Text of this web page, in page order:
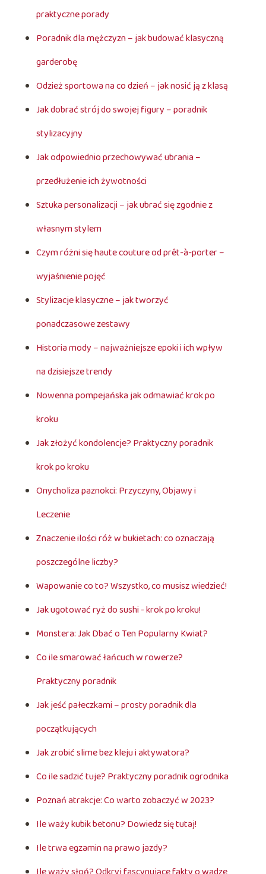
praktyczne porady
Poradnik dla mężczyzn – jak budować klasyczną
garderobę
Odzież sportowa na co dzień – jak nosić ją z klasą
Jak dobrać strój do swojej figury – poradnik
stylizacyjny
Jak odpowiednio przechowywać ubrania –
przedłużenie ich żywotności
Sztuka personalizacji – jak ubrać się zgodnie z
własnym stylem
Czym różni się haute couture od prêt-à-porter –
wyjaśnienie pojęć
Stylizacje klasyczne – jak tworzyć
ponadczasowe zestawy
Historia mody – najważniejsze epoki i ich wpływ
na dzisiejsze trendy
Nowenna pompejańska jak odmawiać krok po
kroku
Jak złożyć kondolencje? Praktyczny poradnik
krok po kroku
Onycholiza paznokci: Przyczyny, Objawy i
Leczenie
Znaczenie ilości róż w bukietach: co oznaczają
poszczególne liczby?
Wapowanie co to? Wszystko, co musisz wiedzieć!
Jak ugotować ryż do sushi - krok po kroku!
Monstera: Jak Dbać o Ten Popularny Kwiat?
Co ile smarować łańcuch w rowerze?
Praktyczny poradnik
Jak jeść pałeczkami – prosty poradnik dla
początkujących
Jak zrobić slime bez kleju i aktywatora?
Co ile sadzić tuje? Praktyczny poradnik ogrodnika
Poznań atrakcje: Co warto zobaczyć w 2023?
Ile waży kubik betonu? Dowiedz się tutaj!
Ile trwa egzamin na prawo jazdy?